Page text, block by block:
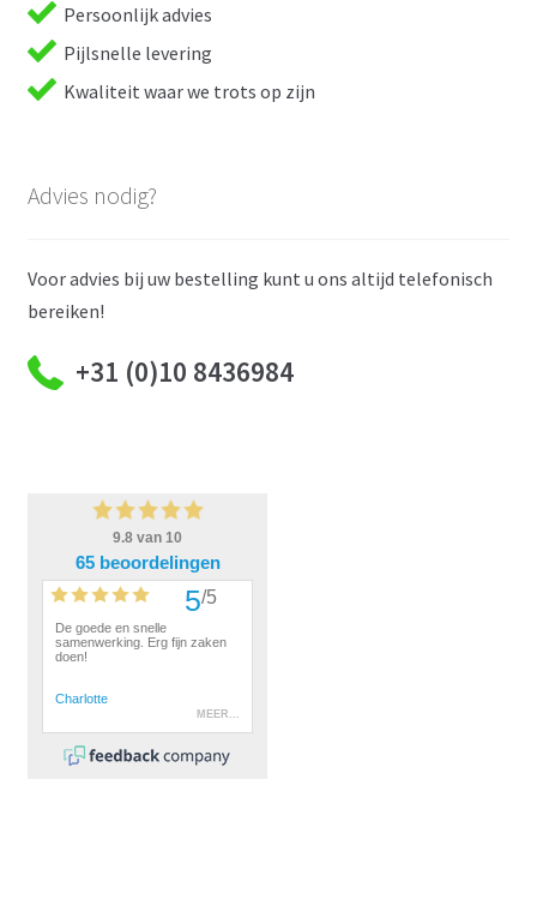
Persoonlijk advies
Pijlsnelle levering
Kwaliteit waar we trots op zijn
Advies nodig?
Voor advies bij uw bestelling kunt u ons altijd telefonisch
bereiken!
+31 (0)10 8436984